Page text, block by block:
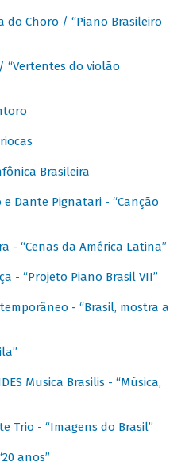
do Choro / “Piano Brasileiro
“Vertentes do violão
Brasileira
e Dante Pignatari - “Canção
- “Cenas da América Latina”
- “Projeto Piano Brasil VII”
- “Brasil, mostra a
Musica Brasilis - “Música,
Trio - “Imagens do Brasil”
anos”